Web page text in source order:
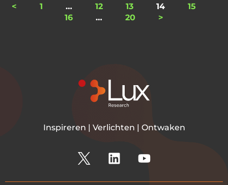
< 1 … 12 13 14
15
16
… 20 >
Inspireren | Verlichten | Ontwaken